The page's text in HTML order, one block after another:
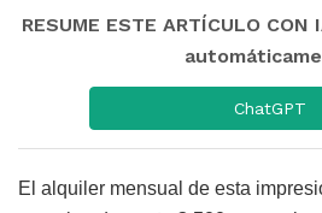
RESUME ESTE ARTÍCULO
ChatGPT
El alquiler mensual de esta